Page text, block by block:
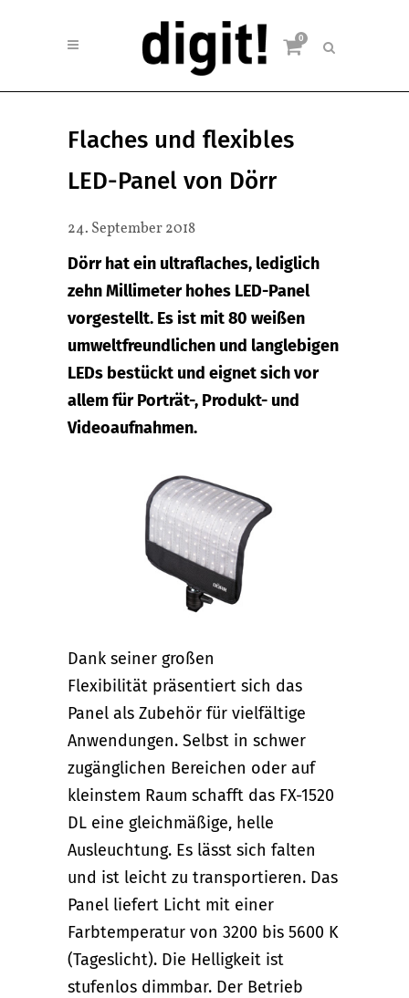
0
Flaches und flexibles
LED-Panel von Dörr
24. September 2018
Dörr hat ein ultraflaches, lediglich
zehn Millimeter hohes LED-Panel
vorgestellt. Es ist mit 80 weißen
umweltfreundlichen und langlebigen
LEDs bestückt und eignet sich vor
allem für Porträt-, Produkt- und
Videoaufnahmen.
Dank seiner großen
Flexibilität präsentiert sich das
Panel als Zubehör für vielfältige
Anwendungen. Selbst in schwer
zugänglichen Bereichen oder auf
kleinstem Raum schafft das FX-1520
DL eine gleichmäßige, helle
Ausleuchtung. Es lässt sich falten
und ist leicht zu transportieren. Das
Panel liefert Licht mit einer
Farbtemperatur von 3200 bis 5600 K
(Tageslicht). Die Helligkeit ist
stufenlos dimmbar. Der Betrieb